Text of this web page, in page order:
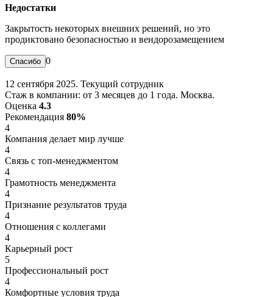
Недостатки
Закрытость некоторых внешних решений, но это
продиктовано безопасностью и вендорозамещением
0
12 сентября 2025. Текущий сотрудник
Стаж в компании: от 3 месяцев до 1 года. Москва.
Оценка 4.3
Рекомендация 80%
4
Компания делает мир лучше
4
Связь с топ-менеджментом
4
Грамотность менеджмента
4
Признание результатов труда
4
Отношения с коллегами
4
Карьерный рост
5
Профессиональный рост
4
Комфортные условия труда